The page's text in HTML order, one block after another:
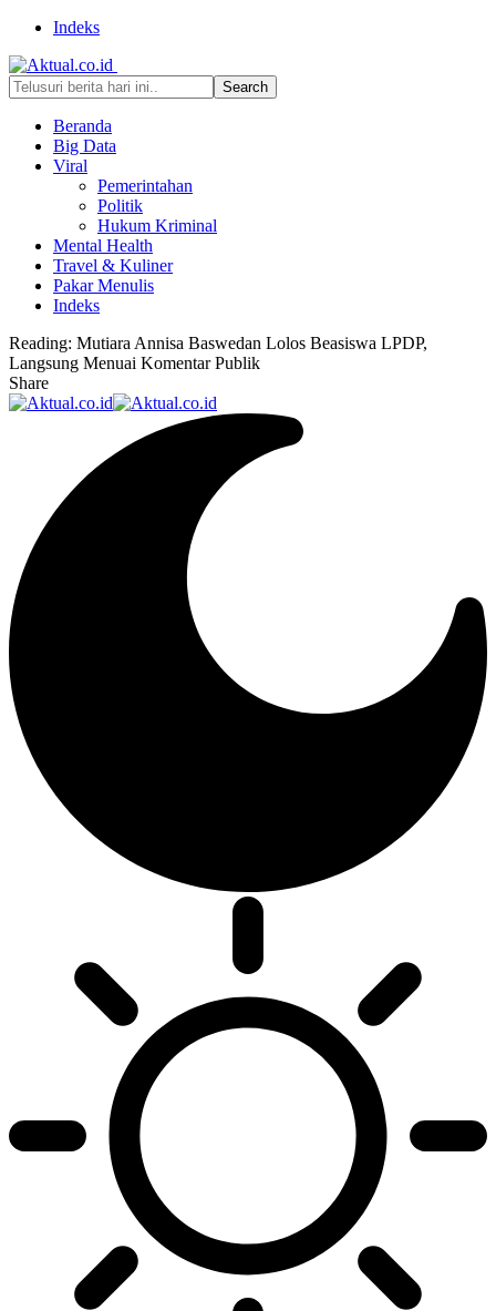
Indeks
Beranda
Big Data
Viral
Pemerintahan
Politik
Hukum Kriminal
Mental Health
Travel & Kuliner
Pakar Menulis
Indeks
Reading: Mutiara Annisa Baswedan Lolos Beasiswa LPDP,
Langsung Menuai Komentar Publik
Share